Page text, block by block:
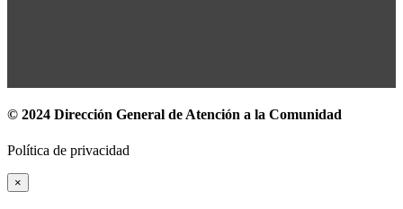
© 2024 Dirección General de Atención a la Comunidad
Política de privacidad
×